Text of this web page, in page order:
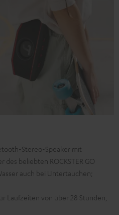
Stereo-Speaker mit
beliebten ROCKSTER GO
auch bei Untertauchen;
Laufzeiten von über 28 Stunden,